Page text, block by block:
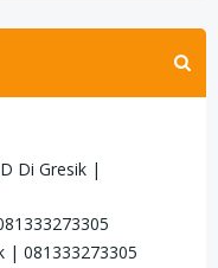
Di Gresik |
| 081333273305